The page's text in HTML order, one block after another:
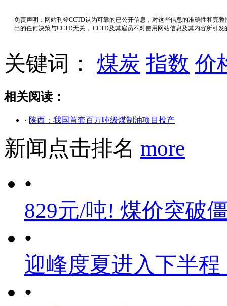
免责声明：网站刊登CCTD认为可靠的已公开信息，对这些信息的准确性和完
出的任何决策与CCTD无关， CCTD及其雇员不对使用网站信息及其内容所引
关键词： 煤炭 指数 价
相关阅读：
· 陕西：我国首套百万吨级煤制油项目投产
新闻点击排名 more
•
829元/吨! 煤价突破
•
迎峰度夏进入下半
•